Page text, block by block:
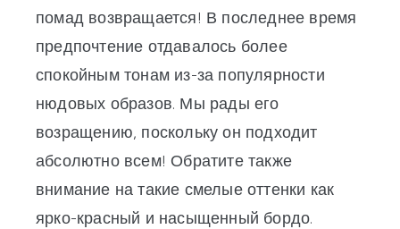
помад возвращается! В последнее время
предпочтение отдавалось более
спокойным тонам из-за популярности
нюдовых образов. Мы рады его
возращению, поскольку он подходит
абсолютно всем! Обратите также
внимание на такие смелые оттенки как
ярко-красный и насыщенный бордо.